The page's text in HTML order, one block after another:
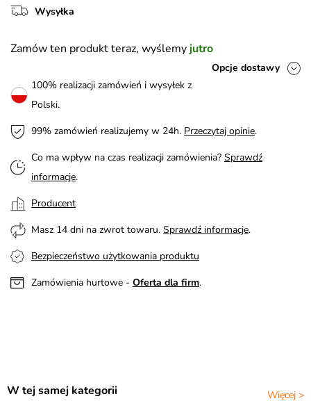
Wysyłka
Zamów ten produkt teraz, wyślemy jutro
Opcje dostawy
100% realizacji zamówień i wysyłek z
Polski.
99% zamówień realizujemy w 24h. Przeczytaj opinie.
Co ma wpływ na czas realizacji zamówienia? Sprawdź
informacje.
Producent
Masz 14 dni na zwrot towaru. Sprawdź informacje.
Bezpieczeństwo użytkowania produktu
Zamówienia hurtowe - Oferta dla firm.
Więcej >
W tej samej kategorii